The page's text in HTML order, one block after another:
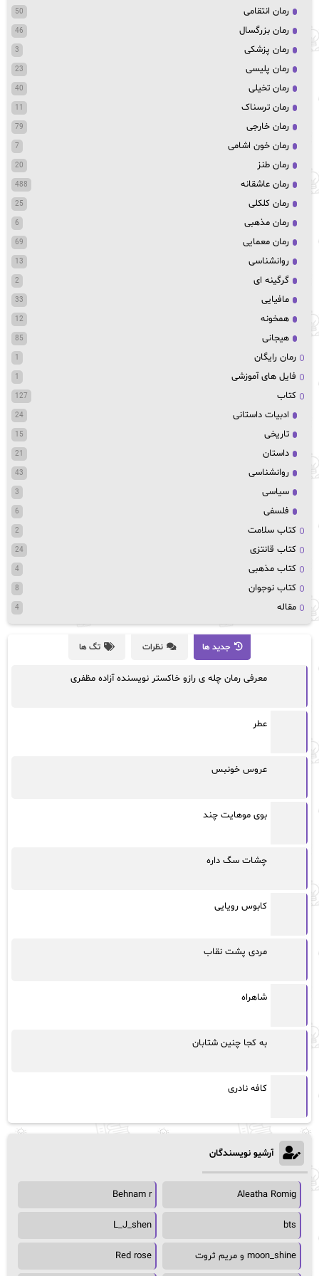
رمان انتقامی 50
رمان بزرگسال 46
رمان پزشکی 3
رمان پلیسی 23
رمان تخیلی 40
رمان ترسناک 11
رمان خارجی 79
رمان خون اشامی 7
رمان طنز 20
رمان عاشقانه 488
رمان کلکلی 25
رمان مذهبی 6
رمان معمایی 69
روانشناسی 13
گرگینه ای 2
مافیایی 33
همخونه 12
هیجانی 85
رمان رایگان 1
فایل های آموزشی 1
کتاب 127
ادبیات داستانی 24
تاریخی 15
داستان 21
روانشناسی 43
سیاسی 3
فلسفی 6
کتاب سلامت 2
کتاب قانتزی 24
کتاب مذهبی 4
کتاب نوجوان 8
مقاله 4
جدید ها نظرات تگ ها
معرفی رمان چله ی رازو خاکستر نویسنده آزاده مظفری
عطر
عروس خونبس
بوی موهایت چند
چشات سگ داره
کابوس رویایی
مردی پشت نقاب
شاهراه
به کجا چنین شتابان
کافه نادری
آرشیو نویسندگان
Aleatha Romig
Behnam r
bts
L_J_shen
moon_shine و مریم ثروت Red rose